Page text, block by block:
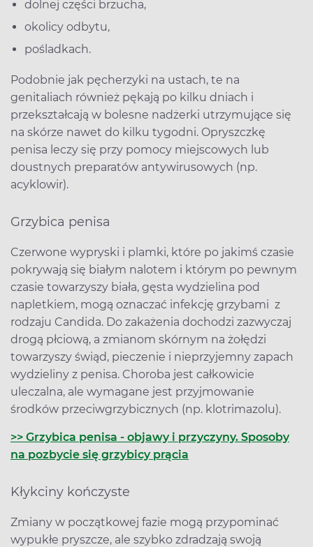
dolnej części brzucha,
okolicy odbytu,
pośladkach.
Podobnie jak pęcherzyki na ustach, te na
genitaliach również pękają po kilku dniach i
przekształcają w bolesne nadżerki utrzymujące się
na skórze nawet do kilku tygodni. Opryszczkę
penisa leczy się przy pomocy miejscowych lub
doustnych preparatów antywirusowych (np.
acyklowir).
Grzybica penisa
Czerwone wypryski i plamki, które po jakimś czasie
pokrywają się białym nalotem i którym po pewnym
czasie towarzyszy biała, gęsta wydzielina pod
napletkiem, mogą oznaczać infekcję grzybami z
rodzaju Candida. Do zakażenia dochodzi zazwyczaj
drogą płciową, a zmianom skórnym na żołędzi
towarzyszy świąd, pieczenie i nieprzyjemny zapach
wydzieliny z penisa. Choroba jest całkowicie
uleczalna, ale wymagane jest przyjmowanie
środków przeciwgrzybicznych (np. klotrimazolu).
>> Grzybica penisa - objawy i przyczyny. Sposoby
na pozbycie się grzybicy prącia
Kłykciny kończyste
Zmiany w początkowej fazie mogą przypominać
wypukłe pryszcze, ale szybko zdradzają swoją